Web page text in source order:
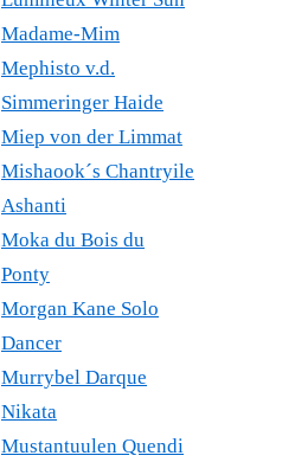
Madame-Mim
Mephisto v.d.
Simmeringer Haide
Miep von der Limmat
Mishaook´s Chantryile
Ashanti
Moka du Bois du
Ponty
Morgan Kane Solo
Dancer
Murrybel Darque
Nikata
Mustantuulen Quendi